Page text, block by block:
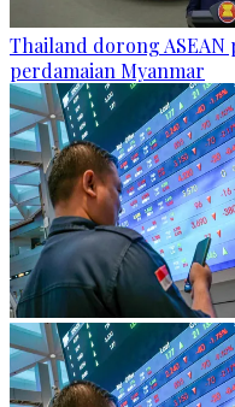
Thailand dorong
perdamaian Myanmar